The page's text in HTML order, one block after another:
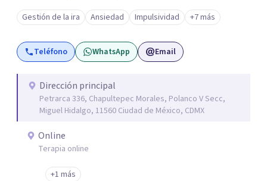
mas llevadero y productivo. Aún cuando también en base
a la problemática sugiero trabajar desde un enfoque
psicoanalítico.
Gestión de la ira Ansiedad Impulsividad +7 más
Teléfono WhatsApp Email
Dirección principal
Petrarca 336, Chapultepec Morales, Polanco V Secc,
Miguel Hidalgo, 11560 Ciudad de México, CDMX
Online
Terapia online
+1 más